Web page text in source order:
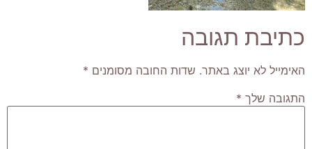
כתיבת תגובה
האימייל לא יוצג באתר. שדות החובה מסומנים *
התגובה שלך *